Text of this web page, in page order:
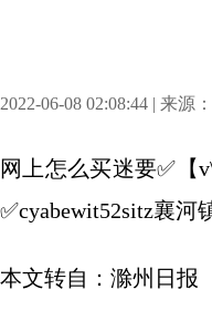
2022-06-08 02:08:44 | 来源：
网上怎么买迷要✅【
✅cyabewit52sitz襄
本文转自：滁州日报